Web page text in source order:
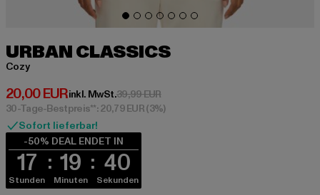
URBAN CLASSICS
Cozy
20,00 EUR
Derzeitiger Preis: 20,00 EUR
inkl. MwSt.39,99 EURAktionspreis: 39,99 EUR
30-Tage-Bestpreis**: 20,79 EUR(3%)
Sofort lieferbar!
-50% DEAL ENDET IN
17
Stunden
19
Minuten
39
Sekunden